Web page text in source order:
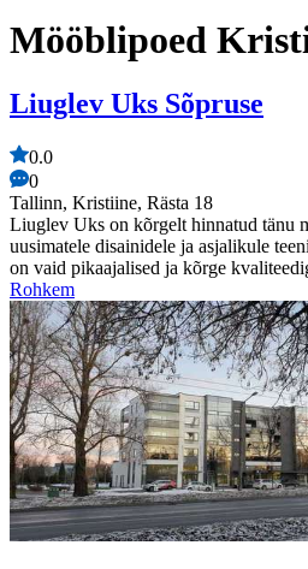
Mööblipoed
Liuglev Uks Sõpruse
0.0
0
Tallinn, Kristiine, Rästa 18
Liuglev Uks on kõrgelt hinnatud tänu
uusimatele disainidele ja asjalikule
on vaid pikaajalised ja kõrge
Rohkem